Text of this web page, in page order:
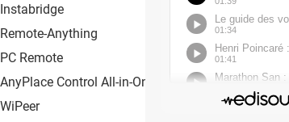
Instabridge
Remote-Anything
PC Remote
AnyPlace Control All-in-One
WiPeer